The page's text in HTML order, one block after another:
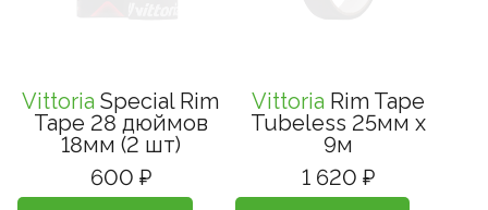
Vittoria Special Rim
Tape 28 дюймов
18мм (2 шт)
600 ₽
Vittoria Rim Tape
Tubeless 25мм x
9м
1 620 ₽